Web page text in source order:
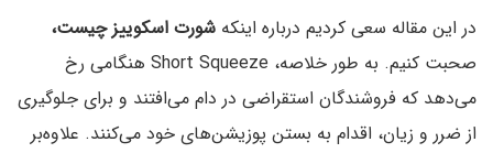
در این مقاله سعی کردیم درباره اینکه شورت اسکوییز چیست،
صحبت کنیم. به طور خلاصه، Short Squeeze هنگامی رخ
می‌دهد که فروشندگان استقراضی در دام می‌افتند و برای جلوگیری
از ضرر و زیان، اقدام به بستن پوزیشن‌های خود می‌کنند. علاوه‌بر